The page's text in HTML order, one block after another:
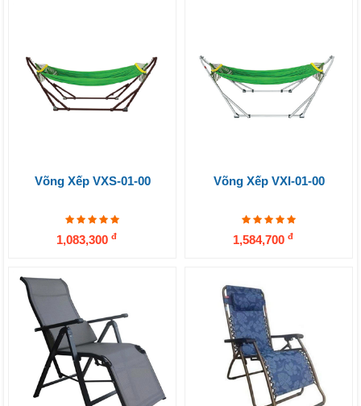
Võng Xếp VXS-01-00
1,083,300 đ
Võng Xếp VXI-01-00
1,584,700 đ